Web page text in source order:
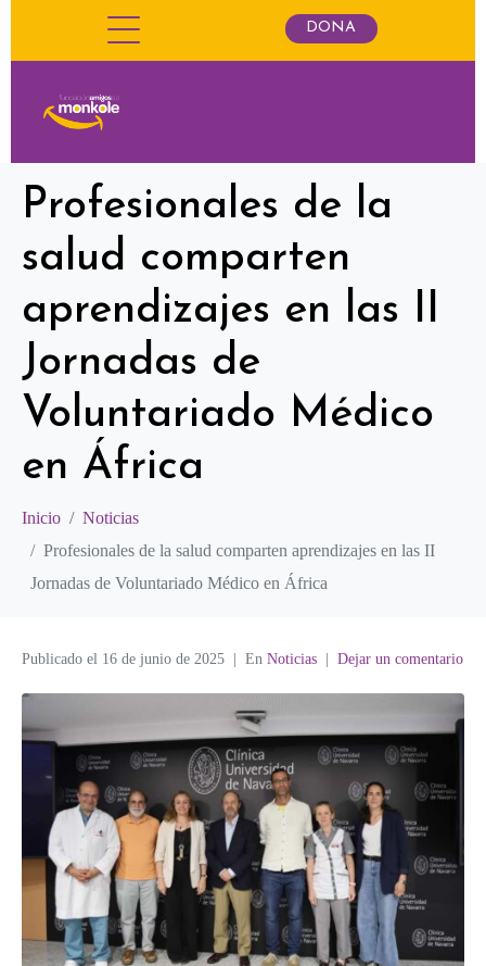
DONA
Profesionales de la
salud comparten
aprendizajes en las II
Jornadas de
Voluntariado Médico
en África
Inicio
Noticias
Profesionales de la salud comparten aprendizajes en las II
Jornadas de Voluntariado Médico en África
Publicado el 16 de junio de 2025 En Noticias Dejar un comentario